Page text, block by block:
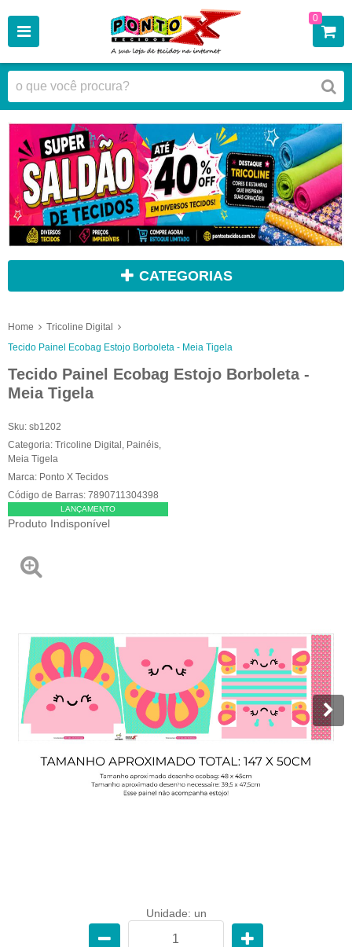
0
CATEGORIAS
Home
Tricoline Digital
Tecido Painel Ecobag Estojo Borboleta - Meia Tigela
Tecido Painel Ecobag Estojo Borboleta -
Meia Tigela
Sku: sb1202
Categoria: Tricoline Digital , Painéis,
Meia Tigela
Marca: Ponto X Tecidos
Código de Barras: 7890711304398
LANÇAMENTO
Produto Indisponível
Unidade: un